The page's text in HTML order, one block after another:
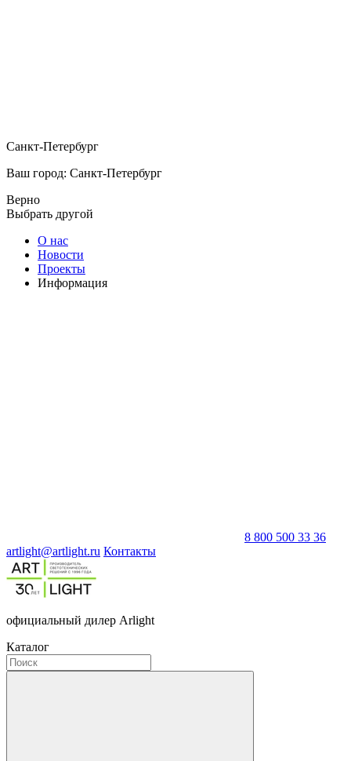
Санкт-Петербург
Ваш город: Санкт-Петербург
Верно
Выбрать другой
О нас
Новости
Проекты
Информация
8 800 500 33 36
artlight@artlight.ru Контакты
официальный дилер Arlight
Каталог